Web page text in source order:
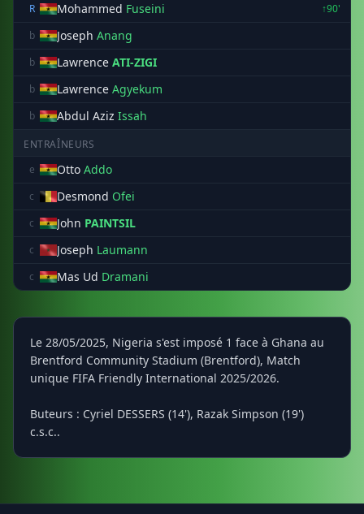
R
Mohammed Fuseini
↑90'
b
Joseph Anang
b Lawrence ATI-ZIGI
b Lawrence Agyekum
b Abdul Aziz Issah
ENTRAÎNEURS
e
Otto Addo
c Desmond Ofei
c John PAINTSIL
c Joseph Laumann
c Mas Ud Dramani
Le 28/05/2025, Nigeria s'est imposé 1 face à Ghana au
Brentford Community Stadium (Brentford), Match
unique FIFA Friendly International 2025/2026.
Buteurs : Cyriel DESSERS (14'), Razak Simpson (19')
c.s.c..